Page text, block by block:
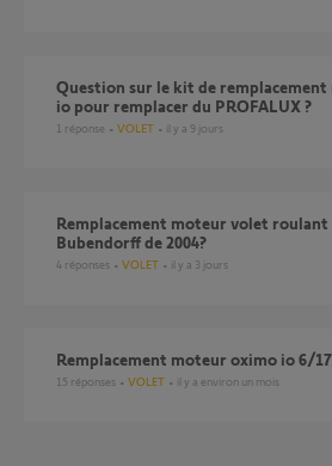
Question sur le kit de remplacement moteur volet roulant
io pour remplacer du PROFALUX ?
1 réponse VOLET il y a 9 jours
Remplacement moteur volet roulant dans un ancien coffre
Bubendorff de 2004?
4 réponses VOLET il y a 3 jours
Remplacement moteur oximo io 6/17
15 réponses VOLET il y a environ un mois